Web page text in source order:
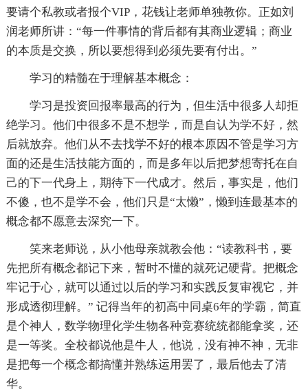
要请个私教或者报个VIP，花钱让老师单独教你。正如刘
润老师所讲：“每一件事情的背后都有其商业逻辑；商业
的本质是交换，所以要想得到必须先要有付出。”
学习的精髓在于理解基本概念：
学习是投资回报率最高的行为，但生活中很多人却拒
绝学习。他们中很多不是不想学，而是自认为学不好，然
后就放弃。他们从不去找学不好的根本原因不管是学习方
面的还是生活技能方面的，而是多年以后把梦想寄托在自
己的下一代身上，期待下一代成才。然后，事实是，他们
不傻，也不是学不会，他们只是“太懒”，懒到连最基本的
概念都不愿意去深究一下。
笑来老师说，从小他母亲就教会他：“读教科书，要
先把所有概念都记下来，暂时不懂的就死记硬背。把概念
牢记于心，就可以通过以后的学习和实践反复审视它，并
形成透彻理解。” 记得当年的初高中同桌6年的学霸，简直
是个神人，数学物理化学生物各种竞赛统统都能拿奖，还
是一等奖。全校都说他是牛人，他说，没有神不神，无非
是把每一个概念都搞懂并熟练运用罢了，最后他去了清
华。